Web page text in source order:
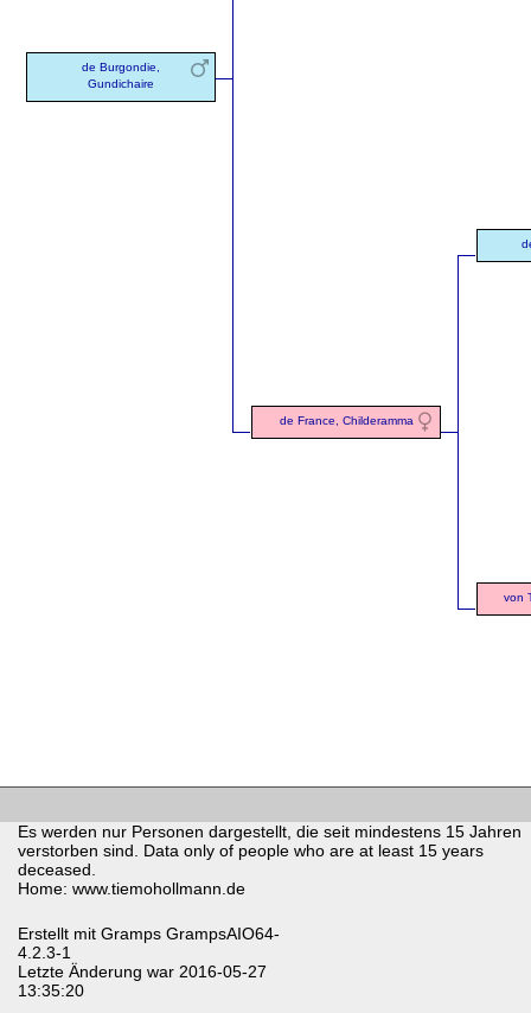
de Burgondie,
Gundichaire
de France, Childeramma
von
Es werden nur Personen dargestellt, die seit mindestens 15 Jahren
verstorben sind. Data only of people who are at least 15 years
deceased.
Home: www.tiemohollmann.de
Erstellt mit Gramps GrampsAIO64-
4.2.3-1
Letzte Änderung war 2016-05-27
13:35:20